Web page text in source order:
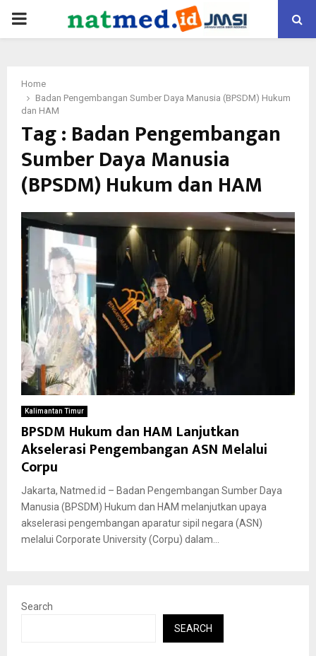
PRIMARY
Home
Badan Pengembangan Sumber Daya Manusia (BPSDM) Hukum
dan HAM
Tag : Badan Pengembangan
Sumber Daya Manusia
(BPSDM) Hukum dan HAM
Kalimantan Timur
BPSDM Hukum dan HAM Lanjutkan
Akselerasi Pengembangan ASN Melalui
Corpu
Jakarta, Natmed.id – Badan Pengembangan Sumber Daya
Manusia (BPSDM) Hukum dan HAM melanjutkan upaya
akselerasi pengembangan aparatur sipil negara (ASN)
melalui Corporate University (Corpu) dalam...
Search
SEARCH